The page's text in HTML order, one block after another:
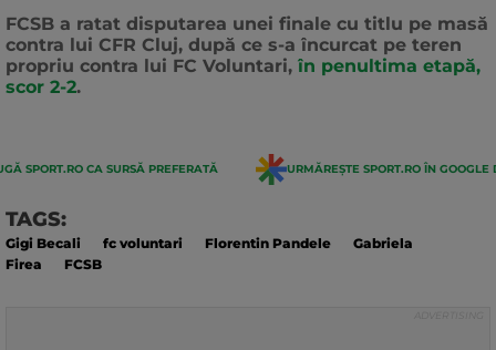
FCSB a ratat disputarea unei finale cu titlu pe masă
contra lui CFR Cluj, după ce s-a încurcat pe teren
propriu contra lui FC Voluntari, în penultima etapă,
scor 2-2.
SPORT.RO CA SURSĂ PREFERATĂ URMĂREȘTE SPORT.RO ÎN GOOGLE
TAGS:
Gigi Becali fc voluntari Florentin Pandele
Gabriela
Firea
FCSB